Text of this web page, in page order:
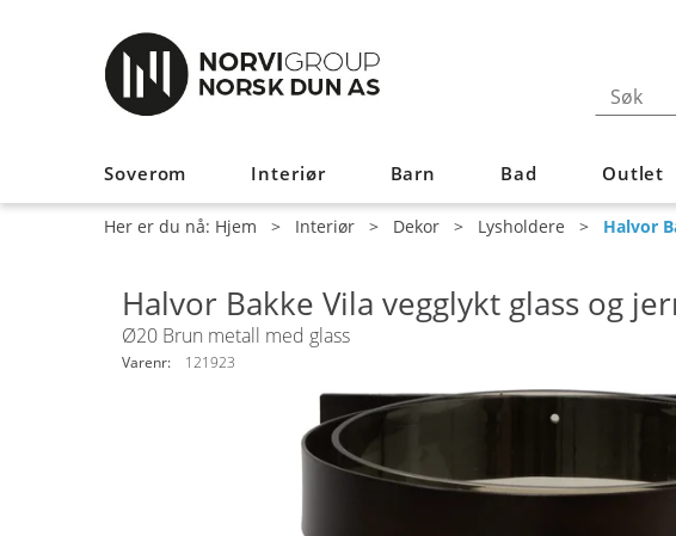
Soverom Interiør Barn Bad Outlet
Her er du nå: Hjem > Interiør > Dekor > Lysholdere > Halvor
Halvor Bakke Vila vegglykt glass og
Ø20 Brun metall med glass
Varenr: 121923